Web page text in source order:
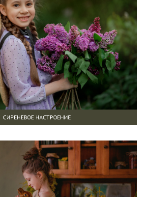
СИРЕНЕВОЕ НАСТРОЕНИЕ